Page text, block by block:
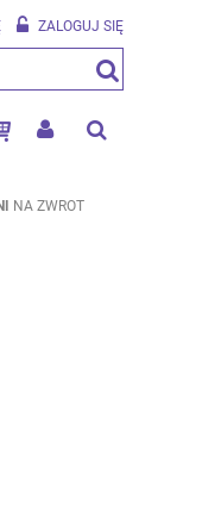
ZALOGUJ SIĘ
NA ZWROT